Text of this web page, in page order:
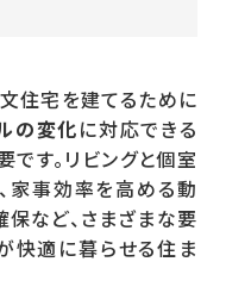
住宅を建てるために
の変化に対応できる
す。リビングと個室
家事効率を高める動
など、さまざまな要
快適に暮らせる住ま